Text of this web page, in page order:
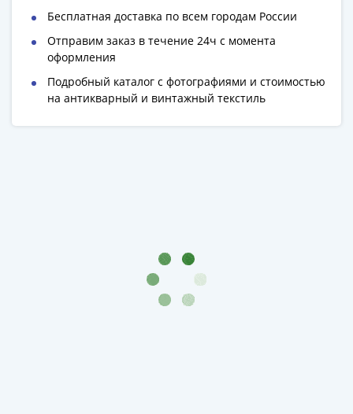
Бесплатная доставка по всем городам России
Отправим заказ в течение 24ч с момента
оформления
Подробный каталог с фотографиями и стоимостью
на антикварный и винтажный текстиль